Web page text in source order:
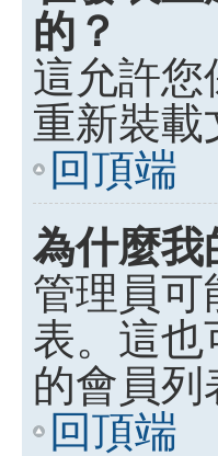
的？
這允許您
重新裝載
回頂端
為什麼我
管理員可
表。這也
的會員
回頂端